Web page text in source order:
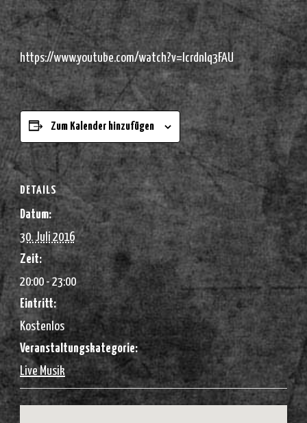
https://www.youtube.com/watch?v=IcrdnIq3FAU
Zum Kalender hinzufügen
DETAILS
Datum:
30. Juli 2016
Zeit:
20:00 - 23:00
Eintritt:
Kostenlos
Veranstaltungskategorie:
Live Musik